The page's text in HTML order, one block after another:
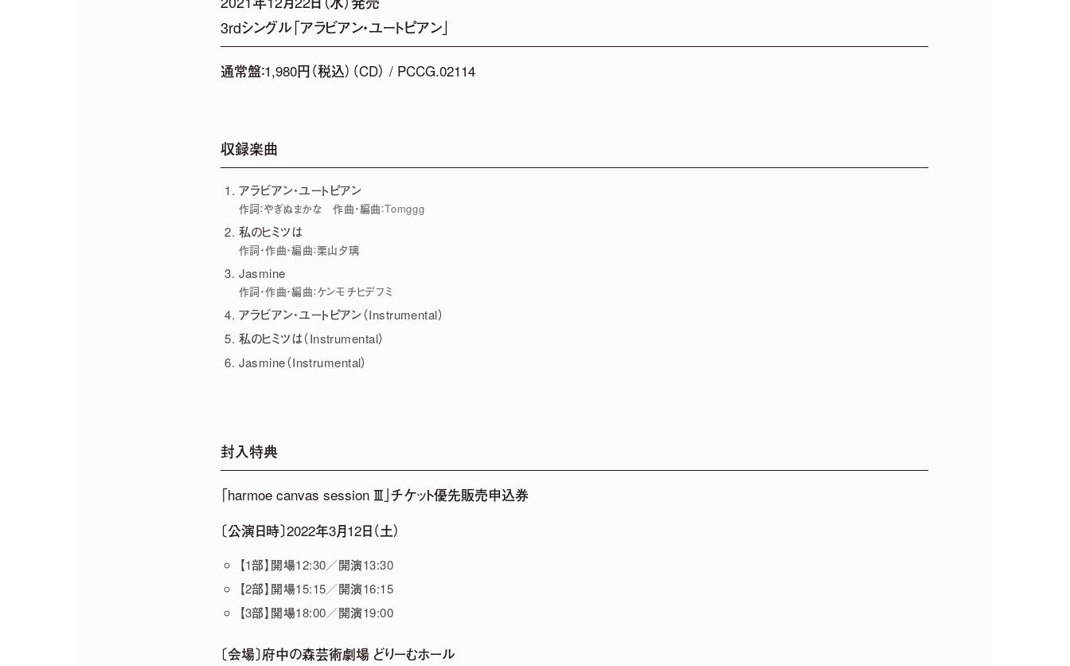
2026.07.29
3rdシングル「アラビアン・ユートピアン」
通常盤：1,980円（税込）（CD） / PCCG.02114
収録楽曲
アラビアン・ユートピアン
作詞：やぎぬまかな 作曲・編曲：Tomggg
私のヒミツは
作詞・作曲・編曲：栗山夕璃
Jasmine
作詞・作曲・編曲：ケンモチヒデフミ
アラビアン・ユートピアン（Instrumental）
私のヒミツは（Instrumental）
Jasmine（Instrumental）
封入特典
「harmoe canvas session Ⅲ」チケット優先販売申込券
〔公演日時〕2022年3月12日（土）
【1部】開場12:30／開演13:30
【2部】開場15:15／開演16:15
【3部】開場18:00／開演19:00
〔会場〕府中の森芸術劇場 どりーむホール